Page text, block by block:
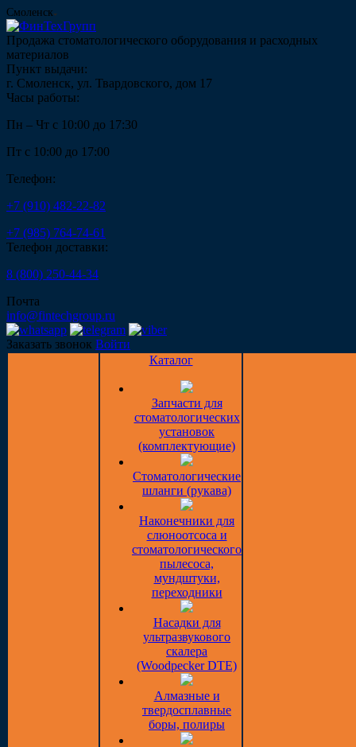
Смоленск
Продажа стоматологического оборудования и расходных
материалов
Пункт выдачи:
г. Смоленск, ул. Твардовского, дом 17
Часы работы:
Пн – Чт с 10:00 до 17:30
Пт с 10:00 до 17:00
Телефон:
+7 (910) 482-22-82
+7 (985) 764-74-61
Телефон доставки:
8 (800) 250-44-34
Почта
info@fintechgroup.ru
Заказать звонок Войти
Каталог
Запчасти для
стоматологических
установок
(комплектующие)
Стоматологические
шланги (рукава)
Наконечники для
слюноотсоса и
стоматологического
пылесоса,
мундштуки,
переходники
Насадки для
ультразвукового
скалера
(Woodpecker DTE)
Алмазные и
твердосплавные
боры, полиры